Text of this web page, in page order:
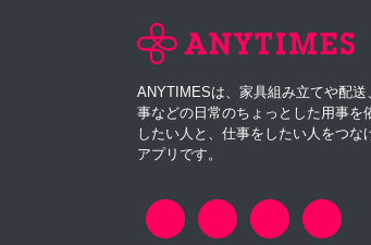
ANYTIMESは、家具組み立てや配送
事などの日常のちょっとした用事を
したい人と、仕事をしたい人をつな
アプリです。